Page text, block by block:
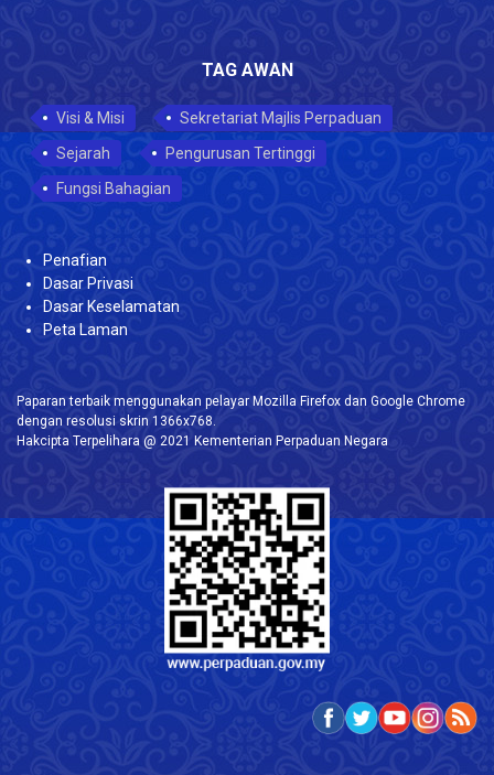
TAG AWAN
Visi & Misi
Sekretariat Majlis Perpaduan
Sejarah
Pengurusan Tertinggi
Fungsi Bahagian
Penafian
Dasar Privasi
Dasar Keselamatan
Peta Laman
Paparan terbaik menggunakan pelayar Mozilla Firefox dan Google Chrome
dengan resolusi skrin 1366x768.
Hakcipta Terpelihara @ 2021 Kementerian Perpaduan Negara